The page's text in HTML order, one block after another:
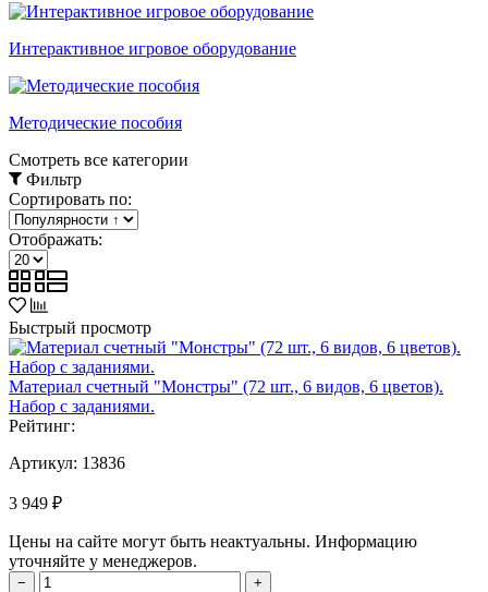
Интерактивное игровое оборудование
Методические пособия
Смотреть все категории
Фильтр
Сортировать по:
Отображать:
Быстрый просмотр
Материал счетный "Монстры" (72 шт., 6 видов, 6 цветов).
Набор с заданиями.
Рейтинг:
Артикул: 13836
3 949 ₽
Цены на сайте могут быть неактуальны. Информацию
уточняйте у менеджеров.
−
+